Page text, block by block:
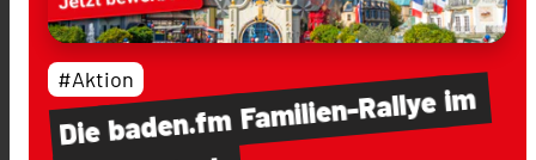
Diebaden.fmFamilien-Rallyeim
#Aktion